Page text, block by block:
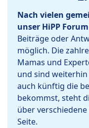
Nach vielen
unser HiPP
Beiträge oder
möglich. Die
Mamas und
und sind
auch künftig die
bekommst, steht
über
Seite.